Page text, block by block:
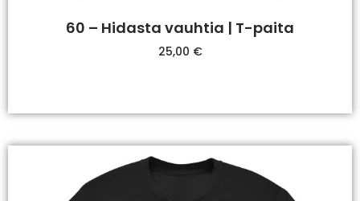
60 – Hidasta vauhtia | T-paita
25,00 €